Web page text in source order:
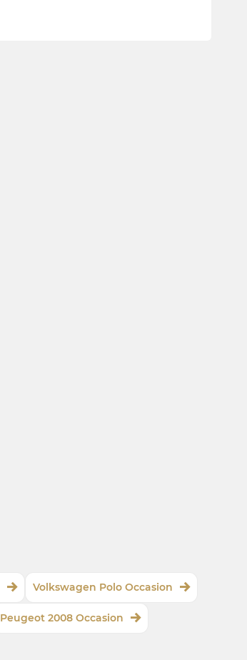
Volkswagen Polo Occasion
Peugeot 2008 Occasion